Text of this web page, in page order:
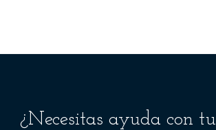
¿Necesitas ayuda con tu